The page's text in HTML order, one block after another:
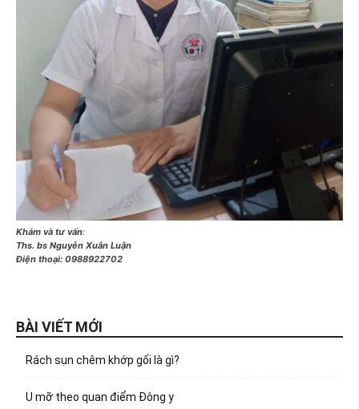
Khám và tư vấn:
Ths. bs Nguyễn Xuân Luận
Điện thoại: 0988922702
BÀI VIẾT MỚI
Rách sụn chêm khớp gối là gì?
U mỡ theo quan điểm Đông y